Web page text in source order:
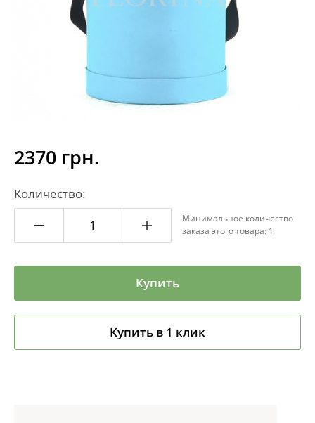
2370 грн.
Количество:
Минимальное количество
заказа этого товара: 1
Купить
Купить в 1 клик